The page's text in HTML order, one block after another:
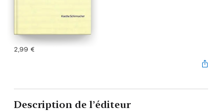
2,99 €
Description de l’éditeur